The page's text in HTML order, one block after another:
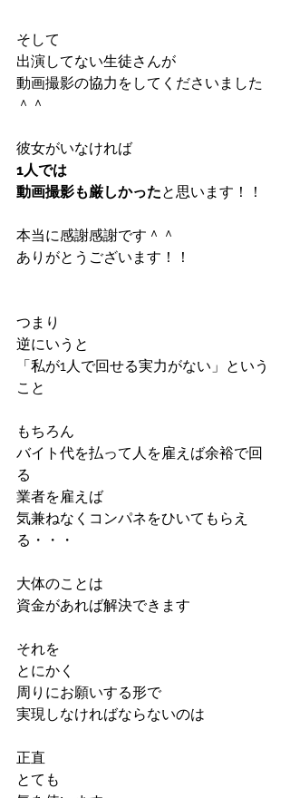
そして
出演してない生徒さんが
動画撮影の協力をしてくださいました
＾＾
彼女がいなければ
1人では
動画撮影も厳しかったと思います！！
本当に感謝感謝です＾＾
ありがとうございます！！
つまり
逆にいうと
「私が1人で回せる実力がない」という
こと
もちろん
バイト代を払って人を雇えば余裕で回
る
業者を雇えば
気兼ねなくコンパネをひいてもらえ
る・・・
大体のことは
資金があれば解決できます
それを
とにかく
周りにお願いする形で
実現しなければならないのは
正直
とても